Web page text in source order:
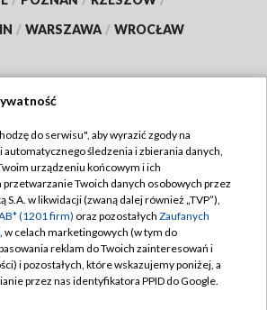
/ WARSZAWA / WROCŁAW
TVP
TVP
Cyfrowa
Regulamin TVP
Polityka prywatności
Moje zgody
Pomoc
do serwisu", aby wyrazić zgody na
śledzenia i zbierania danych,
urządzeniu końcowym i ich
Twoich danych osobowych przez
S.A. w likwidacji (zwaną dalej również „TVP”),
(1201 firm) oraz pozostałych Zaufanych
, w celach marketingowych (w tym do
reklam do Twoich zainteresowań i
i pozostałych, które wskazujemy poniżej, a
przez nas identyfikatora PPID do Google.